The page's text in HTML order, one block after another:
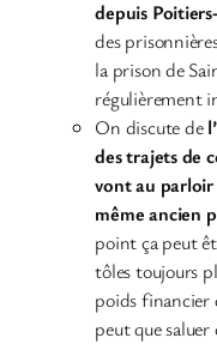
depuis
des
la prison de
régulièrement
On discute de
des trajets de
vont au
même ancien
point ça peut
tôles toujours
poids financier
peut que